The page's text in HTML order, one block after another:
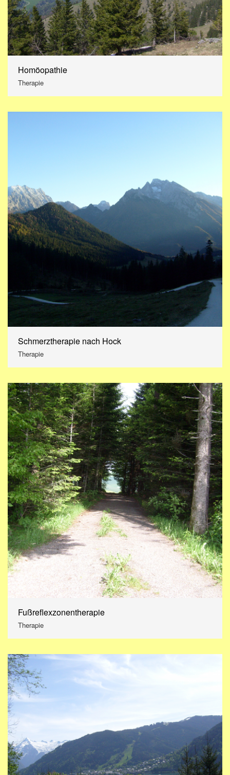
Homöopathie
Therapie
Schmerztherapie nach Hock
Therapie
Fußreflexzonentherapie
Therapie